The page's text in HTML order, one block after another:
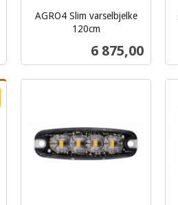
AGRO4 Slim varselbjelke
120cm
Pris
6 875,00